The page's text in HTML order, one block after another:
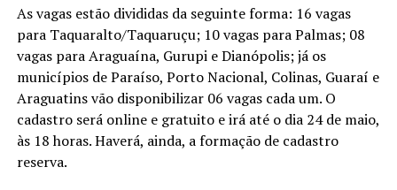
As vagas estão divididas da seguinte forma: 16 vagas
para Taquaralto/Taquaruçu; 10 vagas para Palmas; 08
vagas para Araguaína, Gurupi e Dianópolis; já os
municípios de Paraíso, Porto Nacional, Colinas, Guaraí e
Araguatins vão disponibilizar 06 vagas cada um. O
cadastro será online e gratuito e irá até o dia 24 de maio,
às 18 horas. Haverá, ainda, a formação de cadastro
reserva.